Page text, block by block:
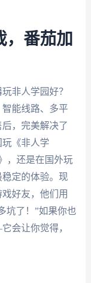
，番茄加
非人学园好？
能线路、多平
，完美解决了
《非人学
，还是在国外玩
定的体验。现
好友，他们用
坑了！”如果你也
会让你觉得，